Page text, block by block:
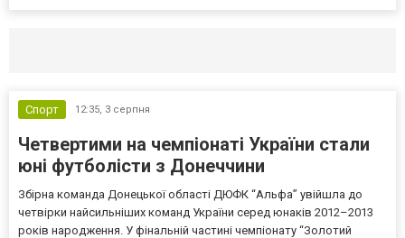
Спорт 12:35, 3 серпня
Четвертими на чемпіонаті України стали
юні футболісти з Донеччини
Збірна команда Донецької області ДЮФК “Альфа” увійшла до
четвірки найсильніших команд України серед юнаків 2012–2013
років народження. У фінальній частині чемпіонату “Золотий